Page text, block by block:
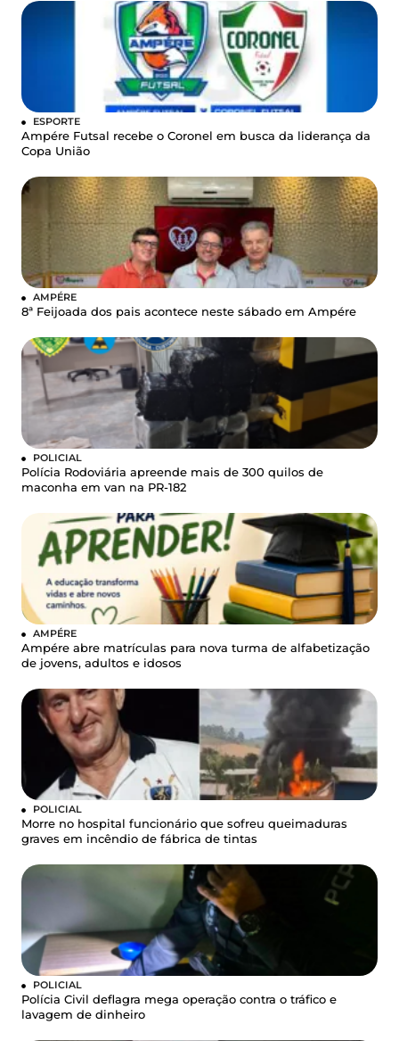
ESPORTE
Ampére Futsal recebe o Coronel em busca da liderança da
Copa União
AMPÉRE
8ª Feijoada dos pais acontece neste sábado em Ampére
POLICIAL
Polícia Rodoviária apreende mais de 300 quilos de
maconha em van na PR-182
AMPÉRE
Ampére abre matrículas para nova turma de alfabetização
de jovens, adultos e idosos
POLICIAL
Morre no hospital funcionário que sofreu queimaduras
graves em incêndio de fábrica de tintas
POLICIAL
Polícia Civil deflagra mega operação contra o tráfico e
lavagem de dinheiro